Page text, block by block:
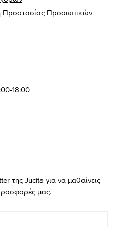
Προστασίας Προσωπικών
18:00
της Jucita για να μαθαίνεις
μας.